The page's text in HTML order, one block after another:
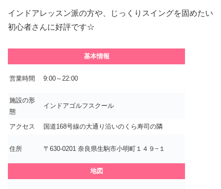
インドアレッスン派の方や、じっくりスイングを固めたい
初心者さんに好評です☆
基本情報
営業時間 9:00～22:00
施設の形
態
インドアゴルフスクール
アクセス 国道168号線の大通り沿いのくら寿司の隣
住所 〒630-0201 奈良県生駒市小明町１４９−１
地図